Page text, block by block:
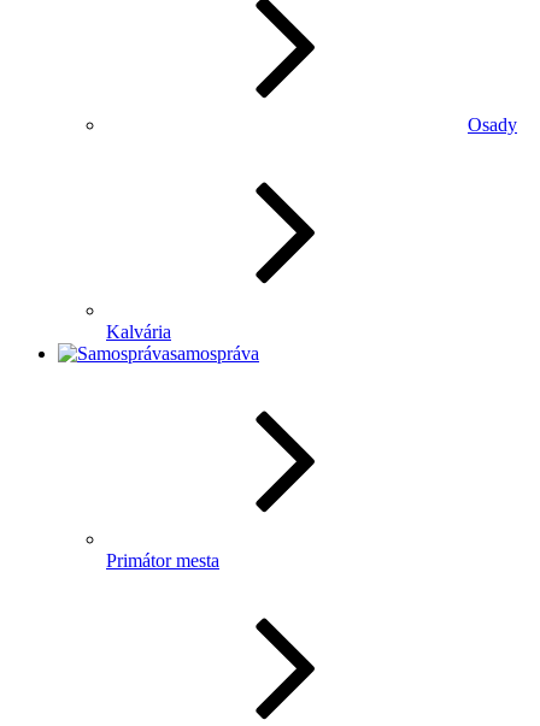
Osady
Kalvária
samospráva
Primátor mesta